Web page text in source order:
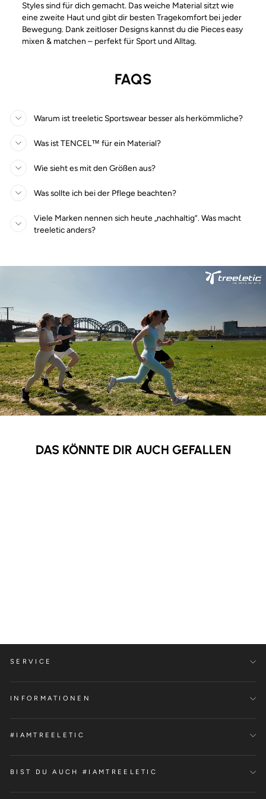
Styles sind für dich gemacht. Das weiche Material sitzt wie
eine zweite Haut und gibt dir besten Tragekomfort bei jeder
Bewegung. Dank zeitloser Designs kannst du die Pieces easy
mixen & matchen – perfekt für Sport und Alltag.
FAQS
Warum ist treeletic Sportswear besser als herkömmliche?
Was ist TENCEL™ für ein Material?
Wie sieht es mit den Größen aus?
Was sollte ich bei der Pflege beachten?
Viele Marken nennen sich heute „nachhaltig“. Was macht
treeletic anders?
DAS KÖNNTE DIR AUCH GEFALLEN
SERVICE
INFORMATIONEN
#IAMTREELETIC
BIST DU AUCH #IAMTREELETIC